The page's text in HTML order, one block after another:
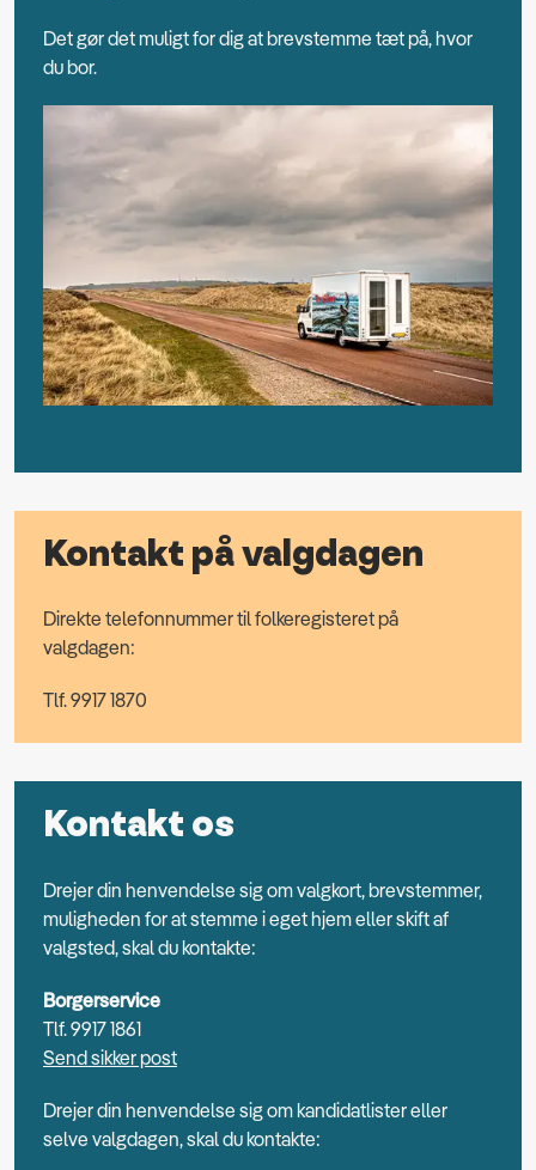
Det gør det muligt for dig at brevstemme tæt på, hvor
du bor.
Kontakt på valgdagen
Direkte telefonnummer til folkeregisteret på
valgdagen:
Tlf. 9917 1870
Kontakt os
Drejer din henvendelse sig om valgkort, brevstemmer,
muligheden for at stemme i eget hjem eller skift af
valgsted, skal du kontakte:
Borgerservice
Tlf. 9917 1861
Send sikker post
Drejer din henvendelse sig om kandidatlister eller
selve valgdagen, skal du kontakte: